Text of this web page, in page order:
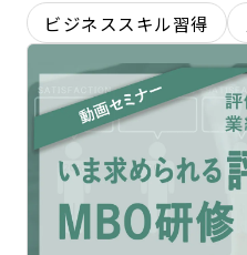
ビジネススキル習得